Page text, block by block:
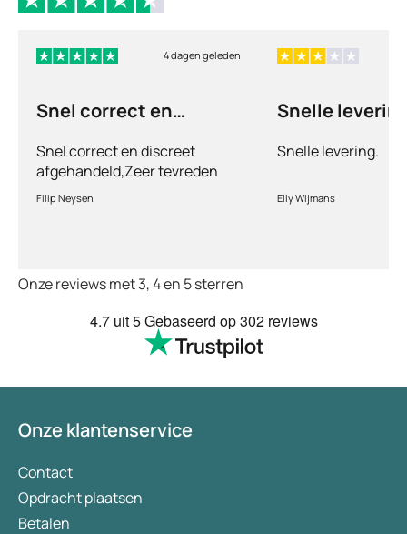
4 dagen geleden
Snel correct en
Snel correct en discreet
afgehandeld,Zeer tevreden
met de service en patiënt
vriendelijkheid.Vermoedelijk
Filip Neysen
Snelle
Snelle levering.
Elly Wijmans
Onze reviews met 3, 4 en 5 sterren
4.7uit 5Gebaseerd op302 reviews
Onze klantenservice
Contact
Opdracht plaatsen
Betalen